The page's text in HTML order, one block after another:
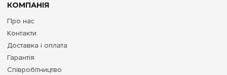
КОМПАНІЯ
Про нас
Контакти
Доставка і оплата
Гарантія
Співробітництво